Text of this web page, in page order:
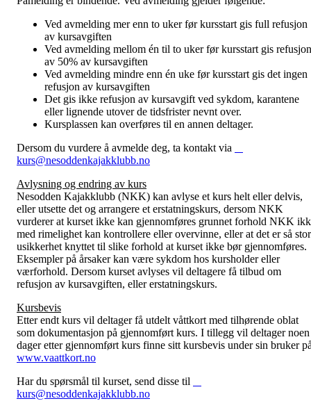
Ved avmelding mer enn to uker før kursstart gis full refusjon
av kursavgiften
Ved avmelding mellom én til to uker før kursstart gis refusjon
av 50% av kursavgiften
Ved avmelding mindre enn én uke før kursstart gis det ingen
refusjon av kursavgiften
Det gis ikke refusjon av kursavgift ved sykdom, karantene
eller lignende utover de tidsfrister nevnt over.
Kursplassen kan overføres til en annen deltager.
Dersom du vurdere å avmelde deg, ta kontakt via
kurs@nesoddenkajakklubb.no
Avlysning og endring av kurs
Nesodden Kajakklubb (NKK) kan avlyse et kurs helt eller delvis,
eller utsette det og arrangere et erstatningskurs, dersom NKK
vurderer at kurset ikke kan gjennomføres grunnet forhold NKK
med rimelighet kan kontrollere eller overvinne, eller at det er så stor
usikkerhet knyttet til slike forhold at kurset ikke bør gjennomføres.
Eksempler på årsaker kan være sykdom hos kursholder eller
værforhold. Dersom kurset avlyses vil deltagere få tilbud om
refusjon av kursavgiften, eller erstatningskurs.
Kursbevis
Etter endt kurs vil deltager få utdelt våttkort med tilhørende oblat
som dokumentasjon på gjennomført kurs. I tillegg vil deltager noen
dager etter gjennomført kurs finne sitt kursbevis under sin bruker
www.vaattkort.no
Har du spørsmål til kurset, send disse til
kurs@nesoddenkajakklubb.no